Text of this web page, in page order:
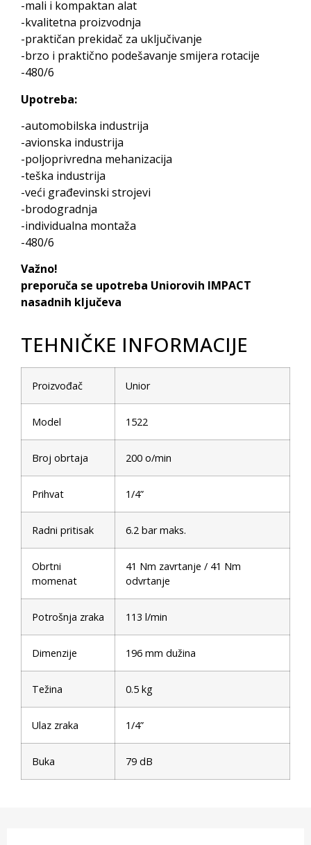
-mali i kompaktan alat
-kvalitetna proizvodnja
-praktičan prekidač za uključivanje
-brzo i praktično podešavanje smijera rotacije
-480/6
Upotreba:
-automobilska industrija
-avionska industrija
-poljoprivredna mehanizacija
-teška industrija
-veći građevinski strojevi
-brodogradnja
-individualna montaža
-480/6
Važno!
preporuča se upotreba Uniorovih IMPACT
nasadnih ključeva
TEHNIČKE INFORMACIJE
Proizvođač Unior
Model 1522
Broj obrtaja 200 o/min
Prihvat 1/4”
Radni pritisak 6.2 bar maks.
Obrtni
momenat
41 Nm zavrtanje / 41 Nm
odvrtanje
Potrošnja zraka 113 l/min
Dimenzije 196 mm dužina
Težina 0.5 kg
Ulaz zraka 1/4”
Buka 79 dB